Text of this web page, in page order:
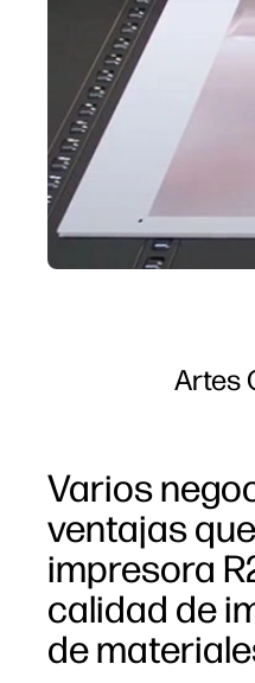
Artes
Varios
ventajas
impresora
calidad de
de